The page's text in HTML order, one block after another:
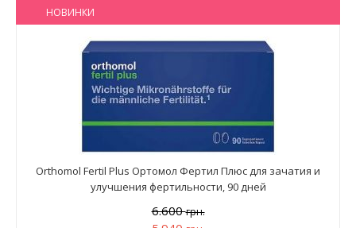
НОВИНКИ
Orthomol Fertil Plus Ортомол Фертил Плюс для зачатия и
улучшения фертильности, 90 дней
6.600грн.